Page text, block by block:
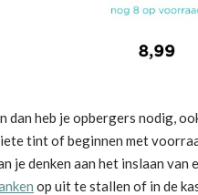
dan heb je opbergers nodig,
tint of beginnen met
je denken aan het inslaan van
op uit te stallen of in de